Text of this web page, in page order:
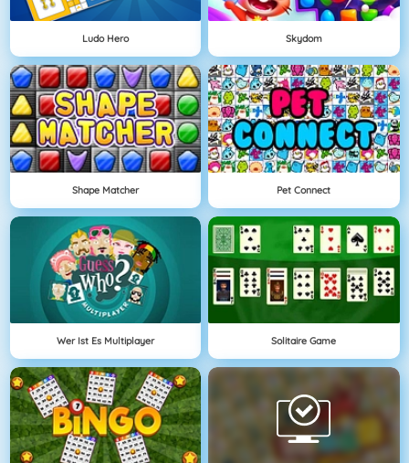
Ludo Hero Skydom
Shape Matcher Pet Connect
Wer Ist Es Multiplayer Solitaire Game